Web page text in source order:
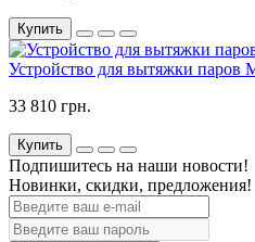
Купить
Устройство для вытяжки
33 810 грн.
Купить
Подпишитесь на наши новости!
Новинки, скидки, предложения!